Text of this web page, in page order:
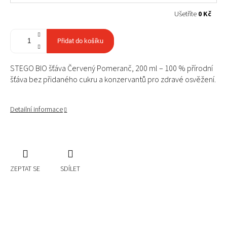
Ušetříte 0 Kč
Přidat do košíku
STEGO BIO šťáva Červený Pomeranč, 200 ml – 100 % přírodní
šťáva bez přidaného cukru a konzervantů pro zdravé osvěžení.
Detailní informace
ZEPTAT SE SDÍLET